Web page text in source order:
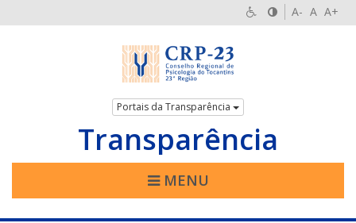
A- A A+
Portais da Transparência
Transparência
MENU